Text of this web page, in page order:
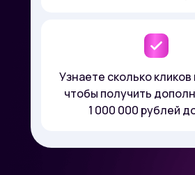
Узнаете сколько
чтобы получить
1 000 000 рублей